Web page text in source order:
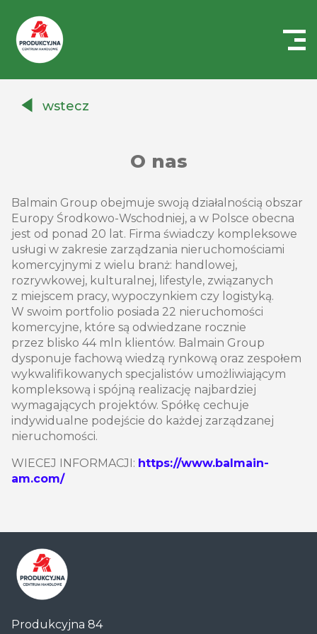
Auchanwstecz
O nas
Balmain Group obejmuje swoją działalnością obszar
Europy Środkowo-Wschodniej, a w Polsce obecna
jest od ponad 20 lat. Firma świadczy kompleksowe
usługi w zakresie zarządzania nieruchomościami
komercyjnymi z wielu branż: handlowej,
rozrywkowej, kulturalnej, lifestyle, związanych
z miejscem pracy, wypoczynkiem czy logistyką.
W swoim portfolio posiada 22 nieruchomości
komercyjne, które są odwiedzane rocznie
przez blisko 44 mln klientów. Balmain Group
dysponuje fachową wiedzą rynkową oraz zespołem
wykwalifikowanych specjalistów umożliwiającym
kompleksową i spójną realizację najbardziej
wymagających projektów. Spółkę cechuje
indywidualne podejście do każdej zarządzanej
nieruchomości.
WIECEJ INFORMACJI: https://www.balmain-
am.com/
Handlowe
Produkcyjna 84